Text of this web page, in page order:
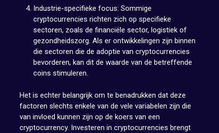
Industrie-specifieke focus: Sommige
cryptocurrencies richten zich op specifieke
sectoren, zoals de financiële sector, logistiek of
gezondheidszorg. Als er ontwikkelingen zijn binnen
die sectoren die de adoptie van cryptocurrencies
bevorderen, kan dit de waarde van de betreffende
coins stimuleren.
Het is echter belangrijk om te benadrukken dat deze
factoren slechts enkele van de vele variabelen zijn die
van invloed kunnen zijn op de koers van een
cryptocurrency. Investeren in cryptocurrencies brengt